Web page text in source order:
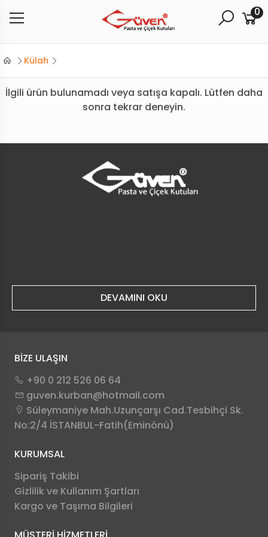
0
Külah
İlgili ürün bulunamadı veya satışa kapalı. Lütfen daha
sonra tekrar deneyin.
DEVAMINI OKU
BİZE ULAŞIN
+90 0 212 526 06 64
guven.kurban@hotmail.com
Süleymaniye Mah.Uzunçarşı Cad.Tesbihçi Sk.
No:2/4 İSTANBUL-Fatih(Eminönü)
KURUMSAL
Sipariş Takibi
Gizlilik ve Kullanım Şartları
Kargo ve Taşıma Bilgileri